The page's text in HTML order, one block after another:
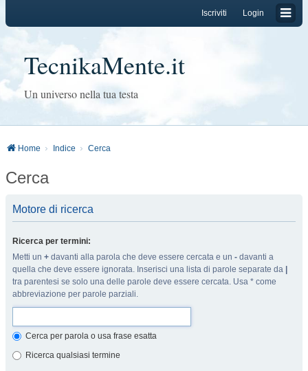
Login
Iscriviti
TecnikaMente.it
Un universo nella tua testa
Home Indice Cerca
Cerca
Motore di ricerca
Ricerca per termini:
Metti un + davanti alla parola che deve essere cercata e un - davanti a
quella che deve essere ignorata. Inserisci una lista di parole separate da
tra parentesi se solo una delle parole deve essere cercata. Usa * come
abbreviazione per parole parziali.
Cerca per parola o usa frase esatta
Ricerca qualsiasi termine